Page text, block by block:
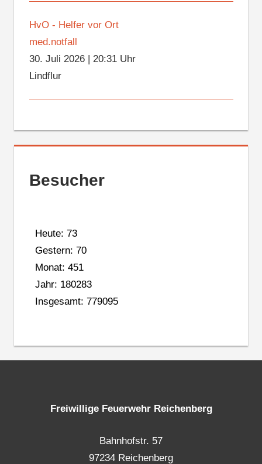
HvO - Helfer vor Ort
med.notfall
30. Juli 2026| 20:31 Uhr
Lindflur
Besucher
Heute: 73
Gestern: 70
Monat: 451
Jahr: 180283
Insgesamt: 779095
Freiwillige Feuerwehr Reichenberg
Bahnhofstr. 57
97234 Reichenberg